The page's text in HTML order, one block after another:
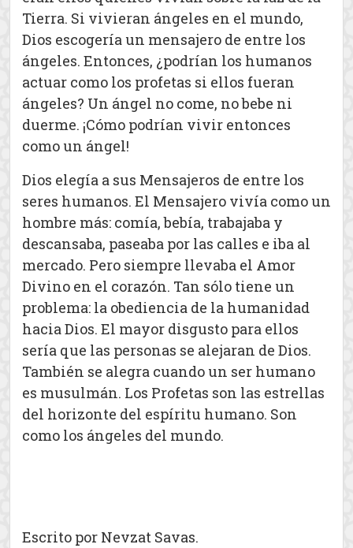
Tierra. Si vivieran ángeles en el mundo,
Dios escogería un mensajero de entre los
ángeles. Entonces, ¿podrían los humanos
actuar como los profetas si ellos fueran
ángeles? Un ángel no come, no bebe ni
duerme. ¡Cómo podrían vivir entonces
como un ángel!
Dios elegía a sus Mensajeros de entre los
seres humanos. El Mensajero vivía como un
hombre más: comía, bebía, trabajaba y
descansaba, paseaba por las calles e iba al
mercado. Pero siempre llevaba el Amor
Divino en el corazón. Tan sólo tiene un
problema: la obediencia de la humanidad
hacia Dios. El mayor disgusto para ellos
sería que las personas se alejaran de Dios.
También se alegra cuando un ser humano
es musulmán. Los Profetas son las estrellas
del horizonte del espíritu humano. Son
como los ángeles del mundo.
Escrito por Nevzat Savas.